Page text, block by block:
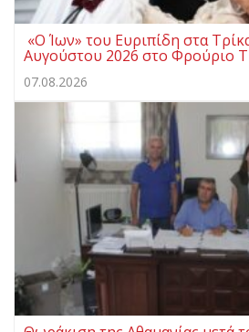
«Ο Ίων» του Ευριπίδη στα
Αυγούστου 2026 στο Φρούριο
07.08.2026